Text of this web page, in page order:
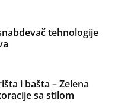
tehnologije
i bašta – Zelena
sa stilom